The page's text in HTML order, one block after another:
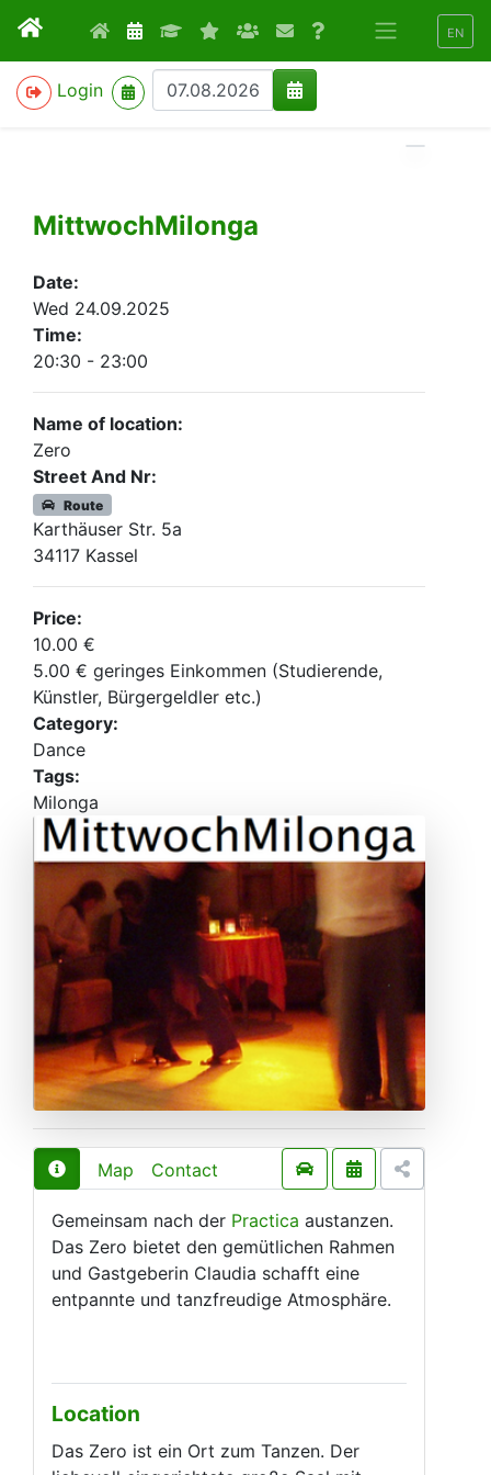
EN
Login
>
MittwochMilonga
Date:
Wed 24.09.2025
Time:
20:30 - 23:00
Name of location:
Zero
Street And Nr:
Route
Karthäuser Str. 5a
34117 Kassel
Price:
10.00 €
5.00 € geringes Einkommen (Studierende,
Künstler, Bürgergeldler etc.)
Category:
Dance
Tags:
Milonga
Map Contact
Gemeinsam nach der Practica austanzen.
Das Zero bietet den gemütlichen Rahmen
und Gastgeberin Claudia schafft eine
entpannte und tanzfreudige Atmosphäre.
Location
Das Zero ist ein Ort zum Tanzen. Der